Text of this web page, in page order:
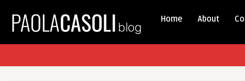
Home About